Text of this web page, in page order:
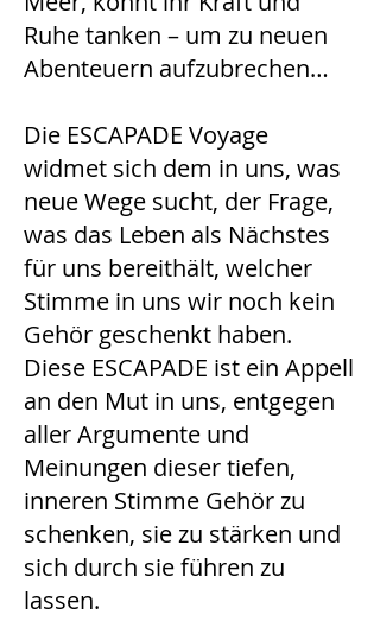
Ruhe tanken – um zu neuen
Abenteuern aufzubrechen…
Die ESCAPADE Voyage
widmet sich dem in uns, was
neue Wege sucht, der Frage,
was das Leben als Nächstes
für uns bereithält, welcher
Stimme in uns wir noch kein
Gehör geschenkt haben.
Diese ESCAPADE ist ein Appell
an den Mut in uns, entgegen
aller Argumente und
Meinungen dieser tiefen,
inneren Stimme Gehör zu
schenken, sie zu stärken und
sich durch sie führen zu
lassen.